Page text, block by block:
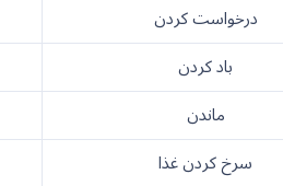
درخواست کردن
باد کردن
ماندن
سرخ کردن غذا